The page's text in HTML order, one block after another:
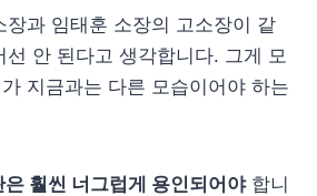
장과 임태훈 소장의 고소장이 같
선 안 된다고 생각합니다. 그게 모
지금과는 다른 모습이어야 하는
훨씬 너그럽게 용인되어야합니